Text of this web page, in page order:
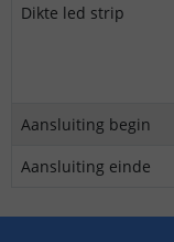
Dikte led strip
Aansluiting begin
Aansluiting einde